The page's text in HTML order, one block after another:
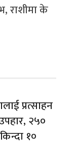
राशीमा के
प्रत्साहन
२५०
१०